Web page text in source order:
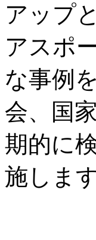
アップ
アスポ
な事例
会、国
期的に
施します